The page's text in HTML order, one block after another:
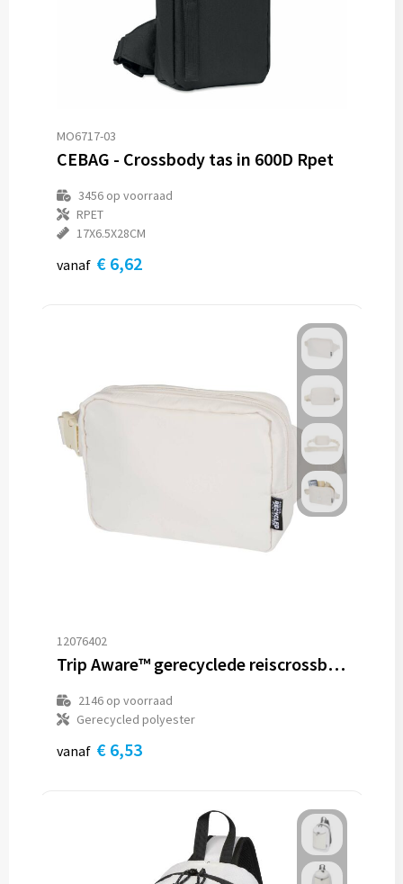
MO6717-03
CEBAG - Crossbody tas in 600D Rpet
3456op voorraad
RPET
17X6.5X28CM
vanaf € 6,62
12076402
Trip Aware™ gerecyclede reiscrossbodytas 1 l
2146op voorraad
Gerecycled polyester
vanaf € 6,53